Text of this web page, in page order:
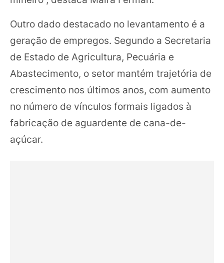
Outro dado destacado no levantamento é a
geração de empregos. Segundo a Secretaria
de Estado de Agricultura, Pecuária e
Abastecimento, o setor mantém trajetória de
crescimento nos últimos anos, com aumento
no número de vínculos formais ligados à
fabricação de aguardente de cana-de-
açúcar.